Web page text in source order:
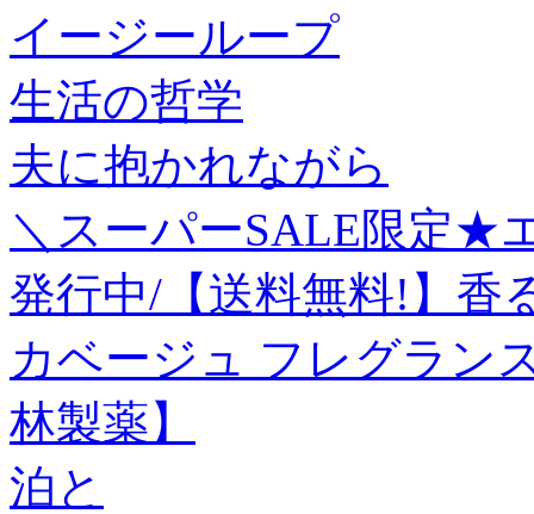
イージーループ
生活の哲学
夫に抱かれながら
＼スーパーSALE限定★
発行中/【送料無料!】香
カベージュ フレグラン
林製薬】
泊と